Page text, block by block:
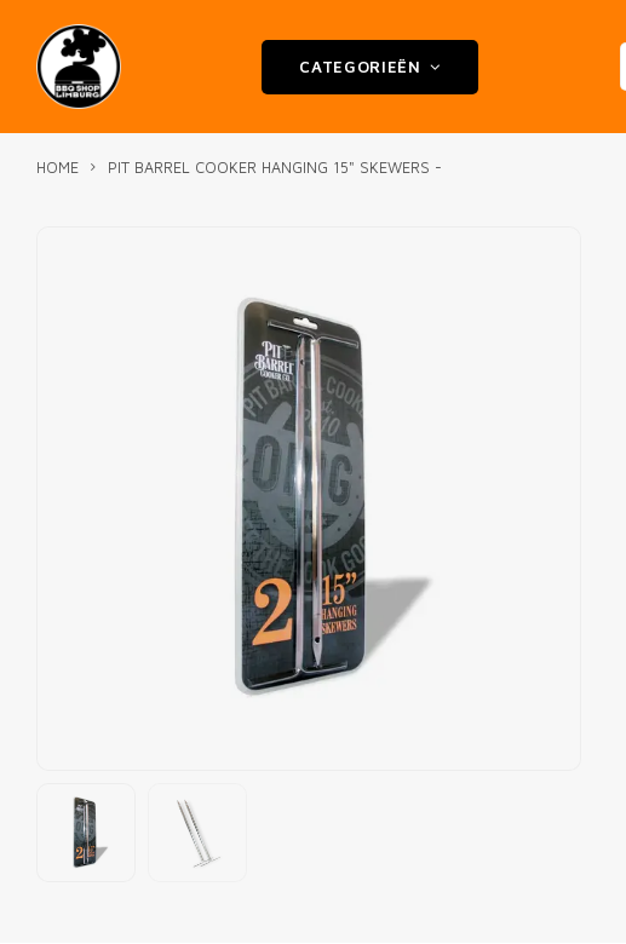
CATEGORIEËN
HOME PIT BARREL COOKER HANGING 15" SKEWERS -